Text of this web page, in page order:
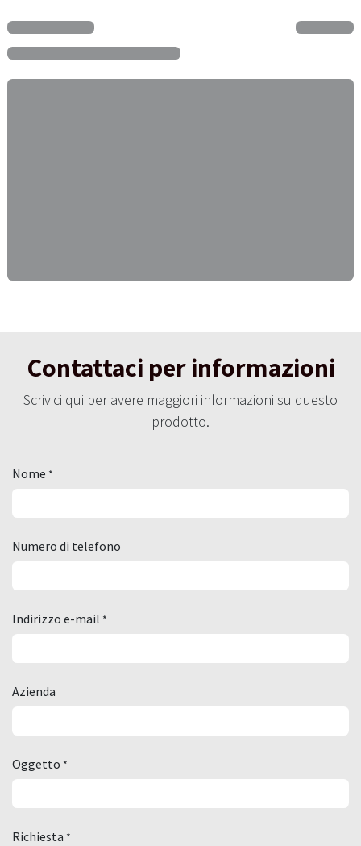
Contattaci per informazioni
Scrivici qui per avere maggiori informazioni su questo
prodotto.
Nome *
Numero di telefono
Indirizzo e-mail *
Azienda
Oggetto *
Richiesta *